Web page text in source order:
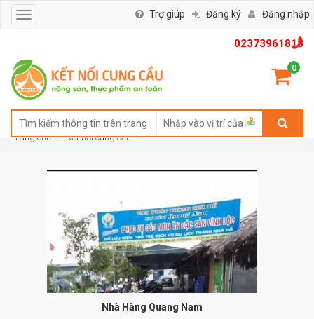
02373961818
0
Toggle
navigation
Trợ giúp Đăng ký Đăng nhập
Trang chủ Kết nối cung cầu
Nhà Hàng Quang Nam